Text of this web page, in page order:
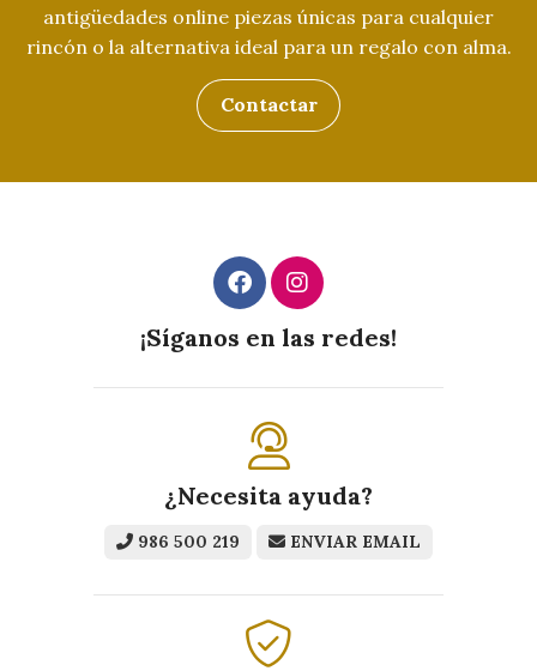
antigüedades online piezas únicas para cualquier
rincón o la alternativa ideal para un regalo con alma.
Contactar
¡Síganos en las redes!
¿Necesita ayuda?
986 500 219 ENVIAR EMAIL